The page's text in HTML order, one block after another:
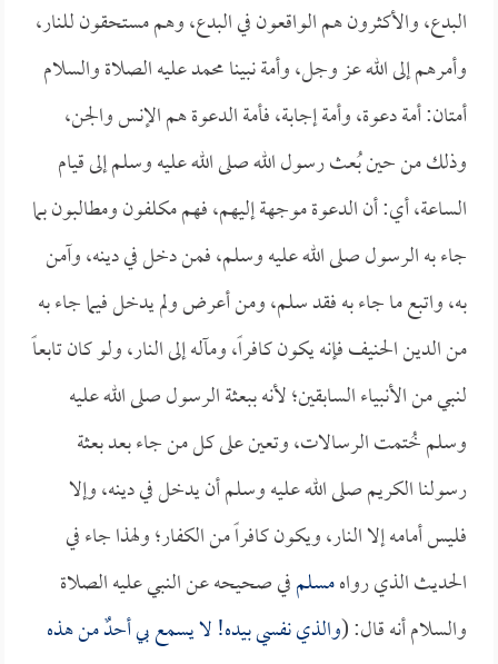
البدع، والأكثرون هم الواقعون في البدع، وهم مستحقون للنار،
وأمرهم إلى الله عز وجل، وأمة نبينا محمد عليه الصلاة والسلام
أمتان: أمة دعوة، وأمة إجابة، فأمة الدعوة هم الإنس والجن،
وذلك من حين بُعث رسول الله صلى الله عليه وسلم إلى قيام
الساعة، أي: أن الدعوة موجهة إليهم، فهم مكلفون ومطالبون بما
جاء به الرسول صلى الله عليه وسلم، فمن دخل في دينه، وآمن
به، واتبع ما جاء به فقد سلم، ومن أعرض ولم يدخل فيما جاء به
من الدين الحنيف فإنه يكون كافراً، ومآله إلى النار، ولو كان تابعاً
لنبي من الأنبياء السابقين؛ لأنه ببعثة الرسول صلى الله عليه
وسلم خُتمت الرسالات، وتعين على كل من جاء بعد بعثة
رسولنا الكريم صلى الله عليه وسلم أن يدخل في دينه، وإلا
فليس أمامه إلا النار، ويكون كافراً من الكفار؛ ولهذا جاء في
الحديث الذي رواهمسلمفي صحيحه عن النبي عليه الصلاة
والسلام أنه قال: (والذي نفسي بيده! لا يسمع بي أحدٌ من هذه